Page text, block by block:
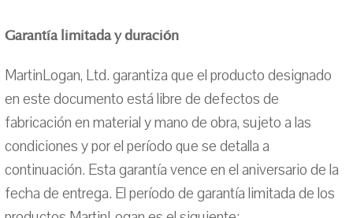
Garantía limitada y duración
MartinLogan, Ltd. garantiza que el producto designado
en este documento está libre de defectos de
fabricación en material y mano de obra, sujeto a las
condiciones y por el período que se detalla a
continuación. Esta garantía vence en el aniversario de la
fecha de entrega. El período de garantía limitada de los